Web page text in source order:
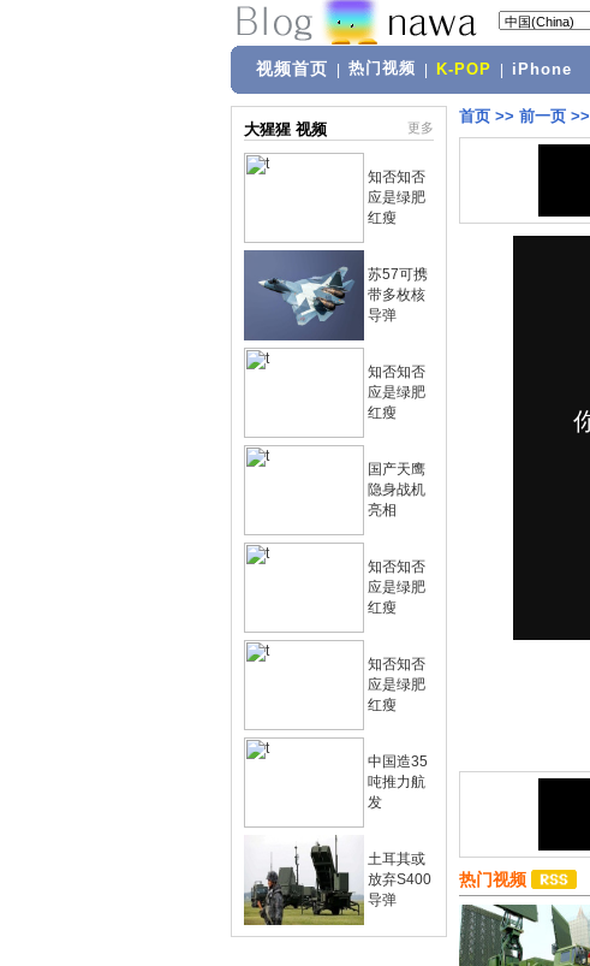
视频首页 热门视频 K-POP iPhone
大猩猩 视频 更多
知否知否
应是绿肥
红瘦
苏57可携
带多枚核
导弹
知否知否
应是绿肥
红瘦
国产天鹰
隐身战机
亮相
知否知否
应是绿肥
红瘦
知否知否
应是绿肥
红瘦
中国造35
吨推力航
发
土耳其或
放弃S400
导弹
首页 >> 前一页 >>
热门视频